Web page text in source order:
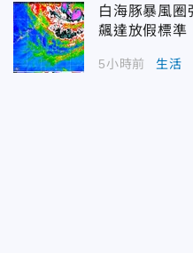
白海豚暴風圈
飆達放假標準
5小時前 生活